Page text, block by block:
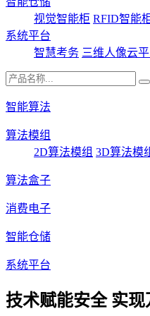
视觉智能柜 RFID智能
系统平台
智慧考务 三维人像云
智能算法
算法模组
2D算法模组 3D算法模
算法盒子
消费电子
智能仓储
系统平台
技术赋能安全 实